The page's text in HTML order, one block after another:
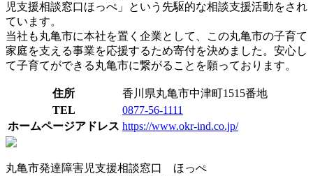
児支援相談窓口ほっぺ」という先駆的な相談支援活動をされ
ています。
当社も丸亀市に本社を置く企業として、この丸亀市の子育て
家庭を支える事業を応援するため寄付を決めました。安心し
て子育てができる丸亀市に繋がることを願っております。
住所
香川県丸亀市中津町1515番地
TEL
0877-56-1111
ホームページアドレス https://www.okr-ind.co.jp/
丸亀市発達障害児支援相談窓口 ほっぺ